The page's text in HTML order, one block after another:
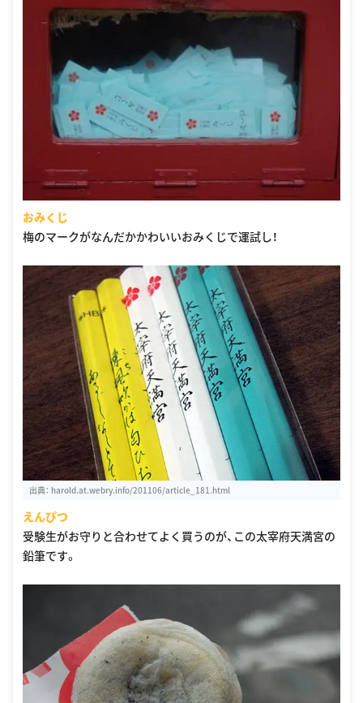
おみくじ
梅のマークがなんだかかわいいおみくじで運試し！
出典： harold.at.webry.info/201106/article_181.html
えんぴつ
受験生がお守りと合わせてよく買うのが、この太宰府天満宮の
鉛筆です。